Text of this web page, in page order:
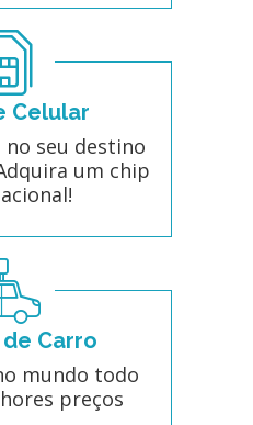
Celular
no seu destino
um chip
Carro
mundo todo
preços